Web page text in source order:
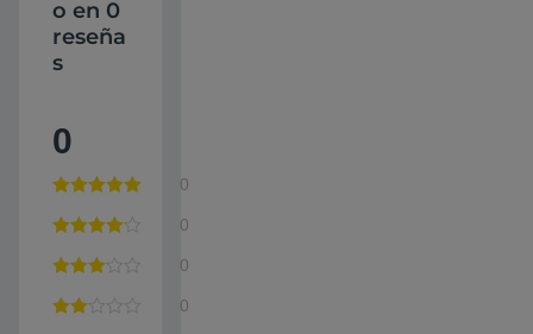
o en 0
reseña
s
0
0
0
0
0